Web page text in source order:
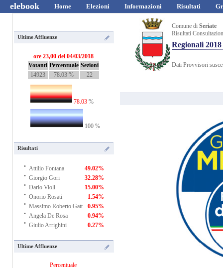
elebook Home Elezioni Informazioni Risultati
Ultime Affluenze
ore 23,00 del 04/03/2018
Votanti Percentuale Sezioni
14923
78.03 % 22
78.03 %
100 %
Risultati
· Attilio Fontana 49.02%
· Giorgio Gori 32.28%
· Dario Violi 15.00%
· Onorio Rosati 1.54%
· Massimo Roberto Gatt 0.95%
· Angela De Rosa 0.94%
· Giulio Arrighini 0.27%
Ultime Affluenze
Percentuale
Comune diSeriate
Risultati
Regionali 2018
Dati Provvisori